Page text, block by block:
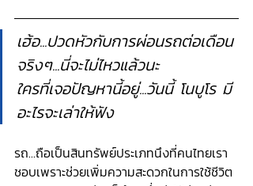
เฮ้อ...ปวดหัวกับการผ่อนรถต่อเดือน
จริงๆ...นี่จะไม่ไหวแล้วนะ
ใครที่เจอปัญหานี้อยู่...วันนี้ โนบูโร มี
อะไรจะเล่าให้ฟัง
รถ...ถือเป็นสินทรัพย์ประเภทนึงที่คนไทยเรา
ชอบเพราะช่วยเพิ่มความสะดวกในการใช้ชีวิต